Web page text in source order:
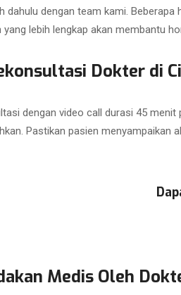
dahulu dengan team kami.
yang lebih lengkap akan membantu
Dokter di
dengan video call durasi 45
Pastikan pasien menyampaikan
Medis Oleh